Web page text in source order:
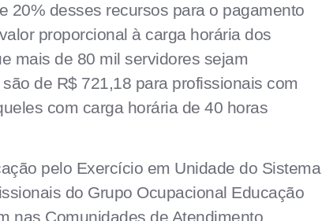
20% desses recursos para o pagamento
proporcional à carga horária dos
mais de 80 mil servidores sejam
de R$ 721,18 para profissionais com
com carga horária de 40 horas
pelo Exercício em Unidade do Sistema
do Grupo Ocupacional Educação
nas Comunidades de Atendimento